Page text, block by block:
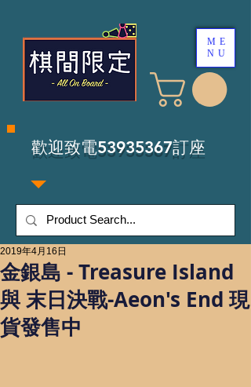
​歡迎致電53935367訂座
ME
NU
金銀島 - Treasure Island
與 末日決戰-Aeon's End 現
貨發售中
2019年4月16日